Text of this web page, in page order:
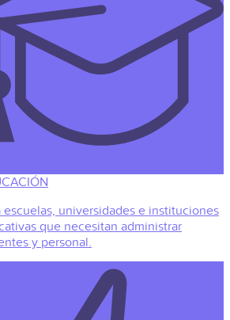
escuelas, universidades e instituciones
que necesitan administrar
y personal.